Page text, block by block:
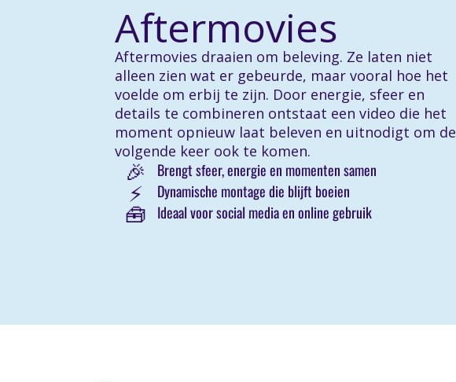
Aftermovies
Aftermovies draaien om beleving. Ze laten niet
alleen zien wat er gebeurde, maar vooral hoe het
voelde om erbij te zijn. Door energie, sfeer en
details te combineren ontstaat een video die het
moment opnieuw laat beleven en uitnodigt om de
volgende keer ook te komen.
🎉 Brengt sfeer, energie en momenten samen
⚡ Dynamische montage die blijft boeien
🧰 Ideaal voor social media en online gebruik